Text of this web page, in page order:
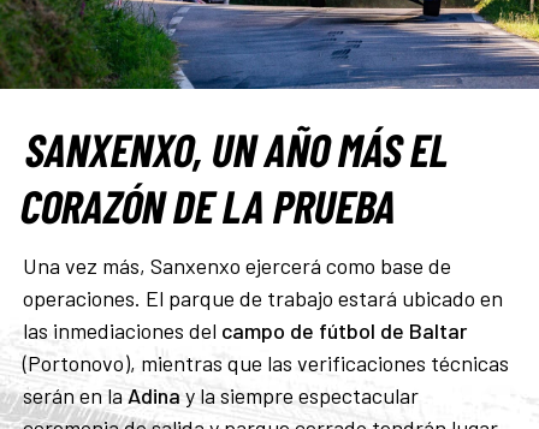
SANXENXO, UN AÑO MÁS EL
CORAZÓN DE LA PRUEBA
Una vez más, Sanxenxo ejercerá como base de
operaciones. El parque de trabajo estará ubicado en
las inmediaciones del campo de fútbol de Baltar
(Portonovo), mientras que las verificaciones técnicas
serán en laAdina y la siempre espectacular